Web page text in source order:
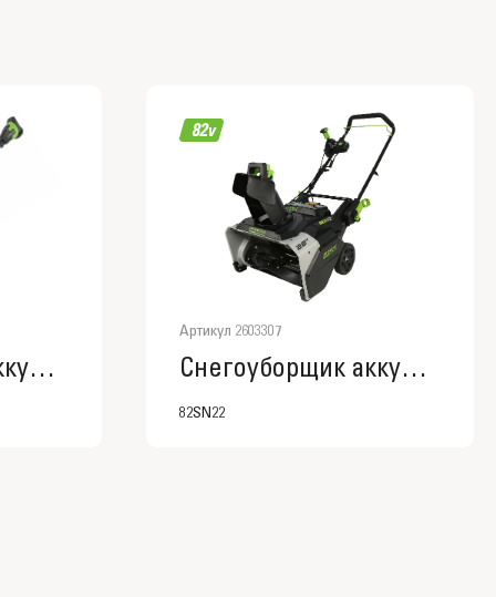
Снегоуборщик аккумуляторный Greenworks Арт. 2603207, 60V, 30 см, с регулируемым направлением выброса, бесщеточный, без АКБ и ЗУ
Артикул 2603307
Снегоуборщик аккумуляторный Greenworks Арт. 2603307, 82V, 56 см, бесщеточный, без АКБ и ЗУ
82SN22